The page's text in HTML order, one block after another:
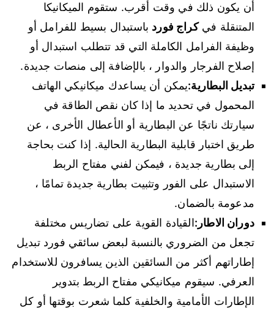
أن يكون ذلك في وقت أقرب. ستقوم الميكانيكا
المتنقلة فيكراج فورد باستبدال بسيط للفرامل أو
وظيفة الفرامل الكاملة التي قد تتطلب استبدال أو
إصلاح الفرجار والدوار ، بالإضافة إلى منصات جديدة.
تبديل البطارية:يمكن أن يساعدك ميكانيكي الهاتف
المحمول في تحديد ما إذا كان نقص الطاقة في
سيارتك ناتجًا عن البطارية أو الأعطال الأخرى ، عن
طريق اختبار قابلية البطارية الحالية. إذا كنت بحاجة
إلى بطارية جديدة ، فيمكن لفني مفتاح الربط
الاستبدال على الفور وتثبيت بطارية جديدة تمامًا ،
مدعومة بالضمان.
دوران الاطار:القيادة القوية على تضاريس مختلفة
تجعل من الضروري بالنسبة لبعض سائقي فورد تبديل
إطاراتهم أكثر من السائقين الذين يسافرون للاستخدام
العرفي. سيقوم ميكانيكي مفتاح الربط بتدوير
الإطارات الأمامية والخلفية كلما شعرت بوقتها أو كل